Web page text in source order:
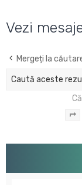
Vezi
Mergeți la